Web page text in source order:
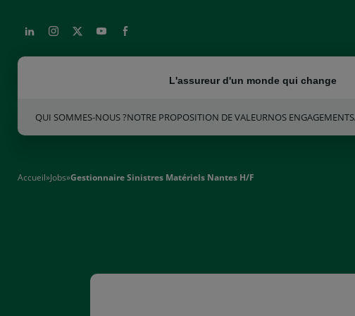
LINKEDININSTAGRAMYOUTUBE
L'assureur d'un monde qui change
QUI SOMMES-NOUS ?NOTRE PROPOSITION DE VALEURNOS ENGAGEMENTS
Accueil»Jobs»Gestionnaire Sinistres Matériels Nantes H/F